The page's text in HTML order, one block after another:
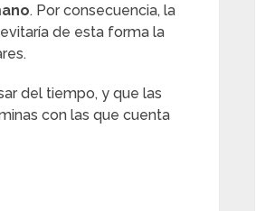
. Por consecuencia, la
de esta forma la
del tiempo, y que las
con las que cuenta